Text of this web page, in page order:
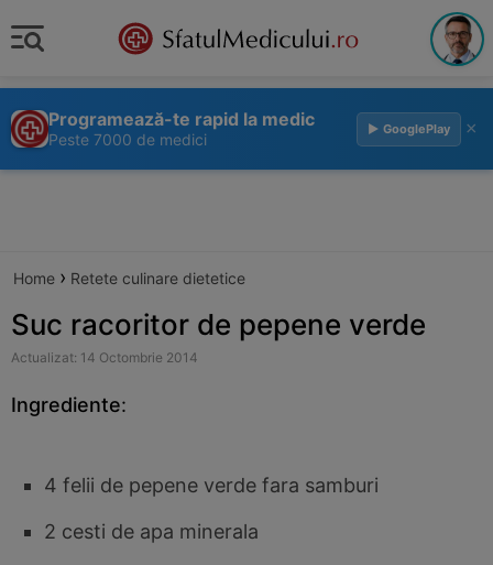
Programează-te rapid la medic
Peste 7000 de medici
▶ GooglePlay ×
Home › Retete culinare dietetice
Suc racoritor de pepene verde
Actualizat: 14 Octombrie 2014
Ingrediente:
4 felii de pepene verde fara samburi
2 cesti de apa minerala